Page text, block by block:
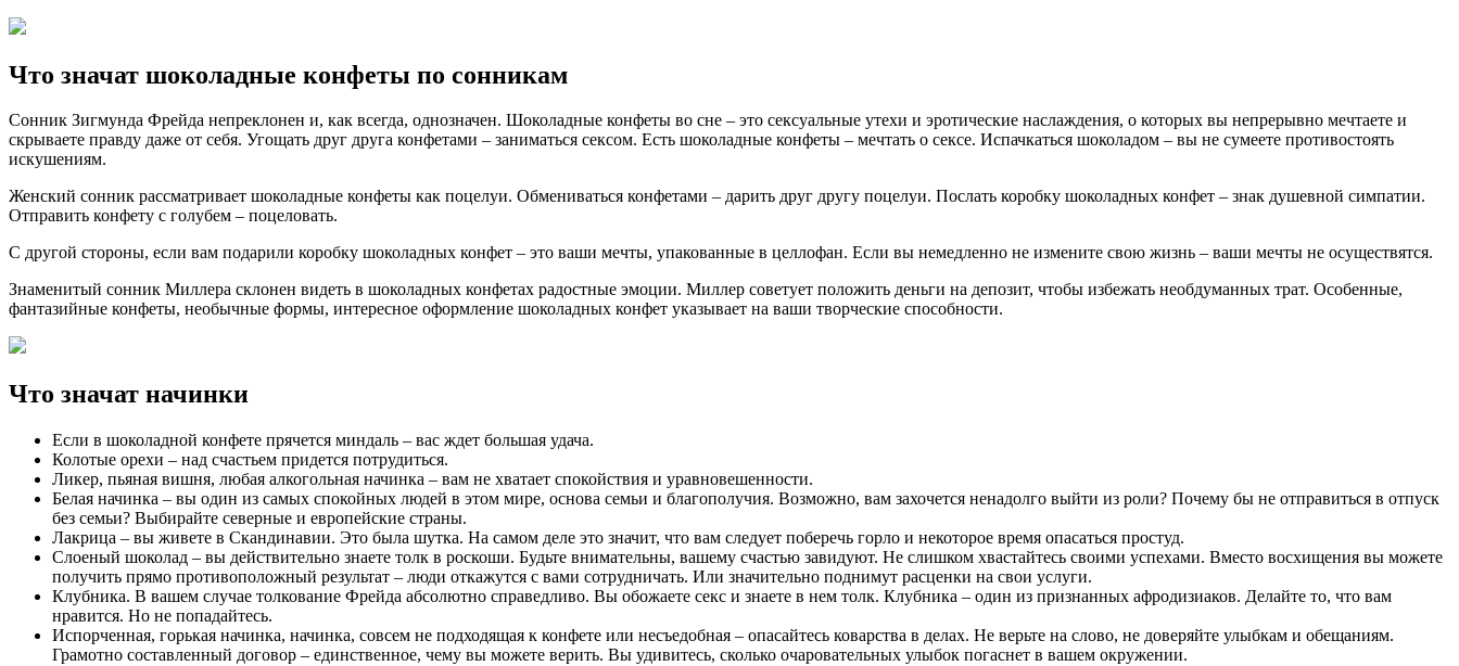
Что значат шоколадные конфеты по сонникам
Сонник Зигмунда Фрейда непреклонен и, как всегда, однозначен. Шоколадные конфеты во сне – это сексуальные утехи и эротические наслаждения, о которых вы непрерывно мечтаете и
скрываете правду даже от себя. Угощать друг друга конфетами – заниматься сексом. Есть шоколадные конфеты – мечтать о сексе. Испачкаться шоколадом – вы не сумеете противостоять
искушениям.
Женский сонник рассматривает шоколадные конфеты как поцелуи. Обмениваться конфетами – дарить друг другу поцелуи. Послать коробку шоколадных конфет – знак душевной симпатии.
Отправить конфету с голубем – поцеловать.
С другой стороны, если вам подарили коробку шоколадных конфет – это ваши мечты, упакованные в целлофан. Если вы немедленно не измените свою жизнь – ваши мечты не осуществятся.
Знаменитый сонник Миллера склонен видеть в шоколадных конфетах радостные эмоции. Миллер советует положить деньги на депозит, чтобы избежать необдуманных трат. Особенные,
фантазийные конфеты, необычные формы, интересное оформление шоколадных конфет указывает на ваши творческие способности.
Что значат начинки
Если в шоколадной конфете прячется миндаль – вас ждет большая удача.
Колотые орехи – над счастьем придется потрудиться.
Ликер, пьяная вишня, любая алкогольная начинка – вам не хватает спокойствия и уравновешенности.
Белая начинка – вы один из самых спокойных людей в этом мире, основа семьи и благополучия. Возможно, вам захочется ненадолго выйти из роли? Почему бы не отправиться в отпуск
без семьи? Выбирайте северные и европейские страны.
Лакрица – вы живете в Скандинавии. Это была шутка. На самом деле это значит, что вам следует поберечь горло и некоторое время опасаться простуд.
Слоеный шоколад – вы действительно знаете толк в роскоши. Будьте внимательны, вашему счастью завидуют. Не слишком хвастайтесь своими успехами. Вместо восхищения вы можете
получить прямо противоположный результат – люди откажутся с вами сотрудничать. Или значительно поднимут расценки на свои услуги.
Клубника. В вашем случае толкование Фрейда абсолютно справедливо. Вы обожаете секс и знаете в нем толк. Клубника – один из признанных афродизиаков. Делайте то, что вам
нравится. Но не попадайтесь.
Испорченная, горькая начинка, начинка, совсем не подходящая к конфете или несъедобная – опасайтесь коварства в делах. Не верьте на слово, не доверяйте улыбкам и обещаниям.
Грамотно составленный договор – единственное, чему вы можете верить. Вы удивитесь, сколько очаровательных улыбок погаснет в вашем окружении.